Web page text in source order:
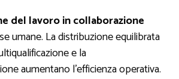
del lavoro in collaborazione
umane. La distribuzione equilibrata
e la
aumentano l’efficienza operativa.